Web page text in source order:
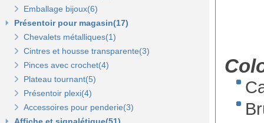
Emballage bijoux(6)
Présentoir pour magasin(17)
Chevalets métalliques(1)
Cintres et housse transparente(3)
Pinces avec crochet(4)
Plateau tournant(5)
Présentoir plexi(4)
Accessoires pour penderie(3)